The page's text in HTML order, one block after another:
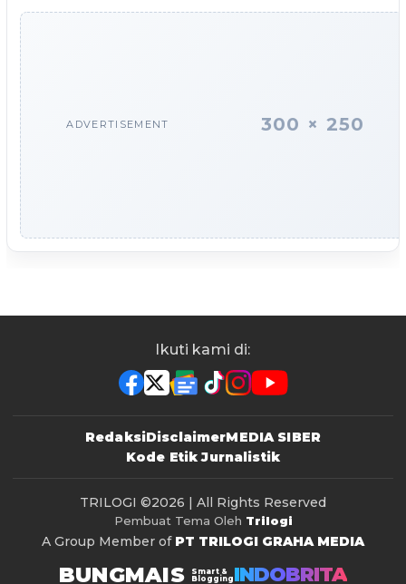
ADVERTISEMENT 300 × 250
Ikuti kami di:
RedaksiDisclaimerMEDIA SIBER
Kode Etik Jurnalistik
TRILOGI ©2026 | All Rights Reserved
Pembuat Tema Oleh Trilogi
A Group Member of PT TRILOGI GRAHA MEDIA
BUNGMAIS
Smart &
Blogging INDOBRITA